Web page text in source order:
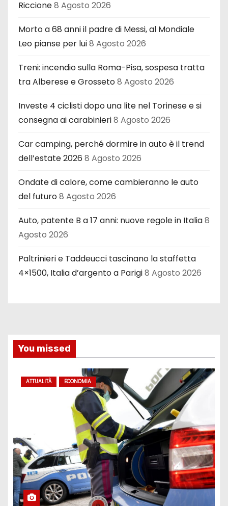
Riccione8 Agosto 2026
Morto a 68 anni il padre di Messi, al Mondiale
Leo pianse per lui8 Agosto 2026
Treni: incendio sulla Roma-Pisa, sospesa tratta
tra Alberese e Grosseto8 Agosto 2026
Investe 4 ciclisti dopo una lite nel Torinese e si
consegna ai carabinieri8 Agosto 2026
Car camping, perché dormire in auto è il trend
dell’estate 2026 8 Agosto 2026
Ondate di calore, come cambieranno le auto
del futuro8 Agosto 2026
Auto, patente B a 17 anni: nuove regole in Italia8
Agosto 2026
Paltrinieri e Taddeucci tascinano la staffetta
4×1500, Italia d’argento a Parigi8 Agosto 2026
You missed
ATTUALITÀ ECONOMIA